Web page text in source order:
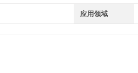
应用领域